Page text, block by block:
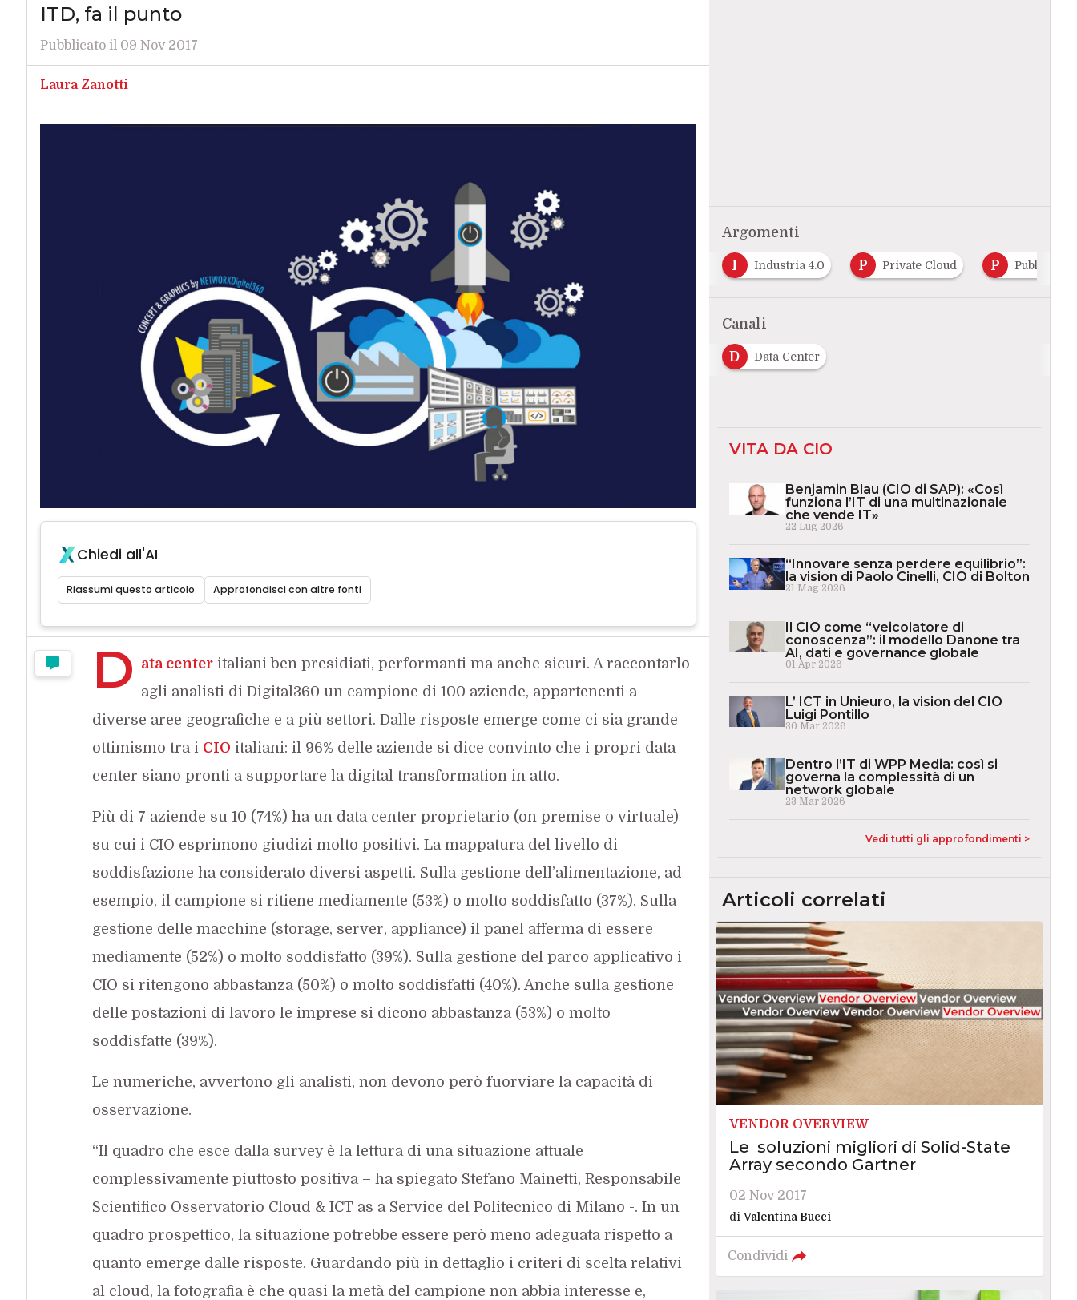
ITD, fa il punto
Pubblicato il 09 Nov 2017
Laura Zanotti
Chiedi all'AI
Riassumi questo articolo Approfondisci con altre fonti
D ata centeritaliani ben presidiati, performanti ma anche sicuri. A raccontarlo
agli analisti di Digital360 un campione di 100 aziende, appartenenti a
diverse aree geografiche e a più settori. Dalle risposte emerge come ci sia grande
ottimismo tra i CIO italiani: il 96% delle aziende si dice convinto che i propri data
center siano pronti a supportare la digital transformation in atto.
Più di 7 aziende su 10 (74%) ha un data center proprietario (on premise o virtuale)
su cui i CIO esprimono giudizi molto positivi. La mappatura del livello di
soddisfazione ha considerato diversi aspetti. Sulla gestione dell’alimentazione, ad
esempio, il campione si ritiene mediamente (53%) o molto soddisfatto (37%). Sulla
gestione delle macchine (storage, server, appliance) il panel afferma di essere
mediamente (52%) o molto soddisfatto (39%). Sulla gestione del parco applicativo i
CIO si ritengono abbastanza (50%) o molto soddisfatti (40%). Anche sulla gestione
delle postazioni di lavoro le imprese si dicono abbastanza (53%) o molto
soddisfatte (39%).
Le numeriche, avvertono gli analisti, non devono però fuorviare la capacità di
osservazione.
“Il quadro che esce dalla survey è la lettura di una situazione attuale
complessivamente piuttosto positiva – ha spiegato Stefano Mainetti, Responsabile
Scientifico Osservatorio Cloud & ICT as a Service del Politecnico di Milano -. In un
quadro prospettico, la situazione potrebbe essere però meno adeguata rispetto a
quanto emerge dalle risposte. Guardando più in dettaglio i criteri di scelta relativi
al cloud, la fotografia è che quasi la metà del campione non abbia interesse e,
Argomenti
Industria 4.0 P Private Cloud P Public Cloud
Canali
D Data Center
VITA DA CIO
Benjamin Blau (CIO di SAP): «Così
funziona l’IT di una multinazionale
che vende IT»
22 Lug 2026
“Innovare senza perdere equilibrio”:
la vision di Paolo Cinelli, CIO di Bolton
21 Mag 2026
Il CIO come “veicolatore di
conoscenza”: il modello Danone tra
AI, dati e governance globale
01 Apr 2026
L’ ICT in Unieuro, la vision del CIO
Luigi Pontillo
30 Mar 2026
Dentro l’IT di WPP Media: così si
governa la complessità di un
network globale
23 Mar 2026
Vedi tutti gli approfondimenti >
Articoli correlati
VENDOR OVERVIEW
Le soluzioni migliori di Solid-State
Array secondo Gartner
02 Nov 2017
diValentina Bucci
Condividi